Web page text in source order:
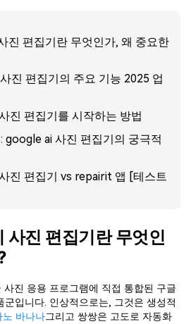
진 편집기란 무엇인가, 왜 중요한
진 편집기의 주요 기능 2025 업
진 편집기를 시작하는 방법
google ai 사진 편집기의 궁극적
진 편집기 vs repairit 앱 [테스트
사진 편집기란 무엇인
사진 응용 프로그램에 직접 통합된 구글
입니다. 인상적으로는, 그것은 생성적
노 바나나그리고 쌍쌍은 고도로 자동화